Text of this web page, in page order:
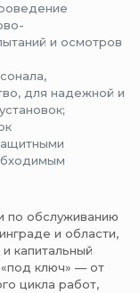
и осмотров
для надежной и
по обслуживанию
и области,
капитальный
ключ» — от
цикла работ,